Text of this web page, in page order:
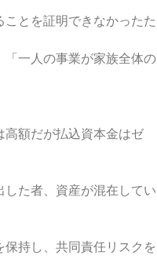
とを証明できなかったた
一人の事業が家族全体の
額だが払込資本金はゼ
た者、資産が混在してい
持し、共同責任リスクを